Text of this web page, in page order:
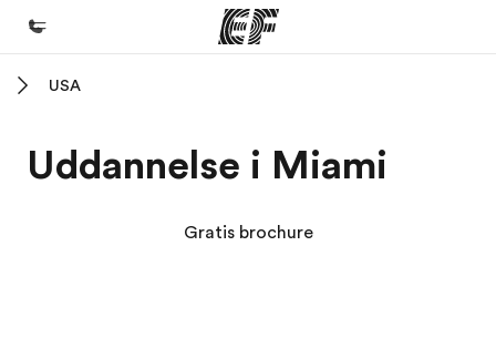
Programmer
USA
Uddannelse i Miami
Gratis brochure